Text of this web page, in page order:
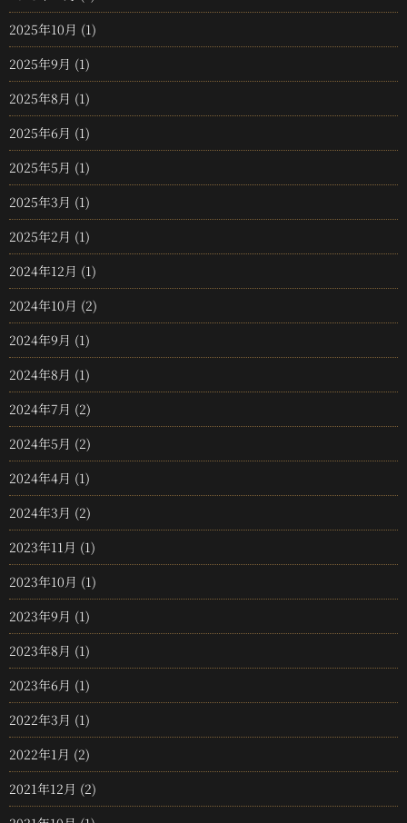
2025年10月 (1)
2025年9月 (1)
2025年8月 (1)
2025年6月 (1)
2025年5月 (1)
2025年3月 (1)
2025年2月 (1)
2024年12月 (1)
2024年10月 (2)
2024年9月 (1)
2024年8月 (1)
2024年7月 (2)
2024年5月 (2)
2024年4月 (1)
2024年3月 (2)
2023年11月 (1)
2023年10月 (1)
2023年9月 (1)
2023年8月 (1)
2023年6月 (1)
2022年3月 (1)
2022年1月 (2)
2021年12月 (2)